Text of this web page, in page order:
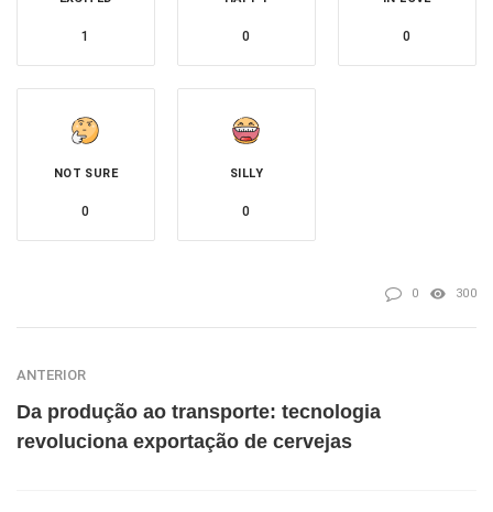
1 0 0
NOT SURE
0
SILLY
0
0 300
ANTERIOR
Da produção ao transporte: tecnologia
revoluciona exportação de cervejas